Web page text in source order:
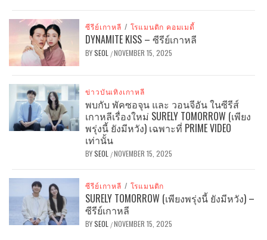
ซีรีย์เกาหลี / โรแมนติก คอมเมดี้
DYNAMITE KISS – ซีรีย์เกาหลี
BYSEOL /NOVEMBER 15, 2025
ข่าวบันเทิงเกาหลี
พบกับ พัคซอจุน และ วอนจีอัน ในซีรีส์
เกาหลีเรื่องใหม่ SURELY TOMORROW (เพียง
พรุ่งนี้ ยังมีหวัง) เฉพาะที่ PRIME VIDEO
เท่านั้น
BYSEOL /NOVEMBER 15, 2025
ซีรีย์เกาหลี / โรแมนติก
SURELY TOMORROW (เพียงพรุ่งนี้ ยังมีหวัง) –
ซีรีย์เกาหลี
BYSEOL /NOVEMBER 15, 2025